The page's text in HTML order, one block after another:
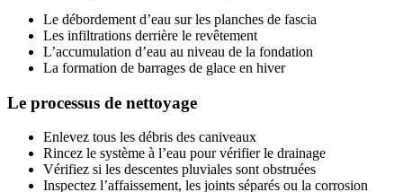
Le débordement d’eau sur les planches de fascia
Les infiltrations derrière le revêtement
L’accumulation d’eau au niveau de la fondation
La formation de barrages de glace en hiver
Le processus de nettoyage
Enlevez tous les débris des caniveaux
Rincez le système à l’eau pour vérifier le drainage
Vérifiez si les descentes pluviales sont obstruées
Inspectez l’affaissement, les joints séparés ou la corrosion